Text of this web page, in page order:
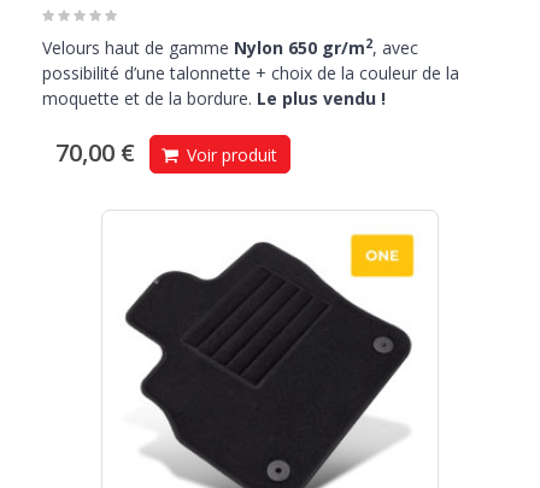
Velours haut de gamme Nylon 650 gr/m2, avec
possibilité d’une talonnette + choix de la couleur de la
moquette et de la bordure. Le plus vendu !
70,00 € Voir produit